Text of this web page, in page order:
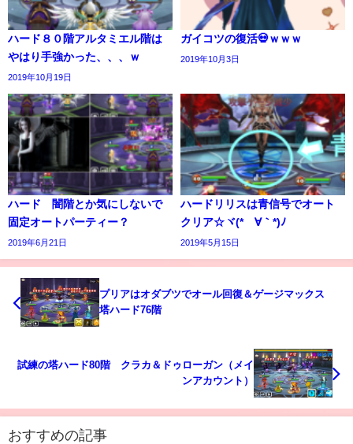
ハード８０階アルタミエル階は
やはり手強かった、、、ｗ
2019年10月19日
ガイコツの復活💀ｗｗｗ
2019年10月3日
ハード 闇階とか気にしないで
固定オートパーティー？
2019年6月21日
ハードリリスは青信号でオート
クリア☆ヾ(*´∀｀*)ﾉ
2019年5月15日
プリアはオダブツでオール回復＆ゲージマックス
塔ハード76階
試練の塔ハード80階 クラカ＆ドゥローガン（メイ
ンアカウント）
おすすめの記事